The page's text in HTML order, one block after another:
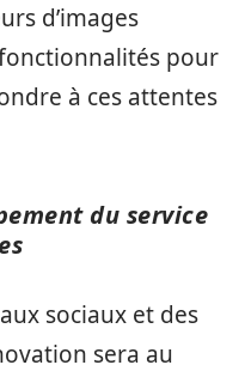
d’images
pour
à ces attentes
du service
sociaux et des
sera au